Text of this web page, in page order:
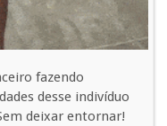
fazendo
desse indivíduo
deixar entornar!